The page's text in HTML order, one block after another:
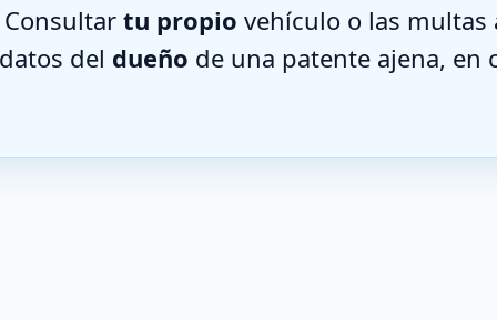
tu propio vehículo o las multas
del dueño de una patente ajena, en